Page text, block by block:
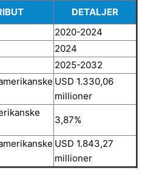
DETALJER
2020-2024
2024
2025-2032
USD 1.330,06
millioner
3,87%
USD 1.843,27
millioner